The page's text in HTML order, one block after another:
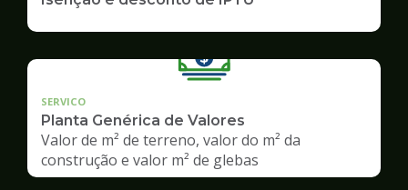
SERVICO
Planta Genérica de Valores
Valor de m² de terreno, valor do m² da
construção e valor m² de glebas